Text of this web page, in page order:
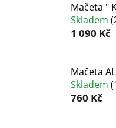
Mačeta "
Skladem (
1 090 Kč
Mačeta
Skladem (
760 Kč